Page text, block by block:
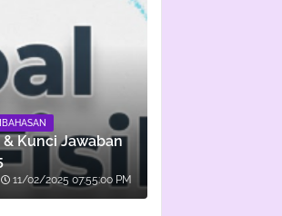
Kunci Jawaban
11/02/2025 07:55:00 PM